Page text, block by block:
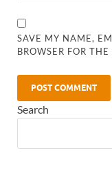
SAVE MY NAME,
BROWSER FOR
Search